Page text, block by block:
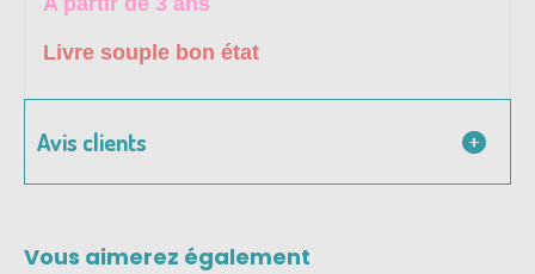
Livre souple bon état
Avis clients
Vous aimerez également